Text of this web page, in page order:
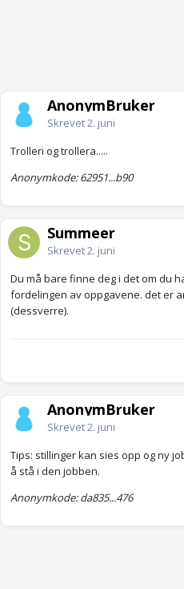
AnonymBruker
Skrevet2. juni
Trolleri og trollera.....
Anonymkode: 62951...b90
Summeer
Skrevet2. juni
Du må bare finne deg i det om du
fordelingen av oppgavene. det er
(dessverre).
AnonymBruker
Skrevet2. juni
Tips: stillinger kan sies opp og ny
å stå i den jobben.
Anonymkode: da835...476